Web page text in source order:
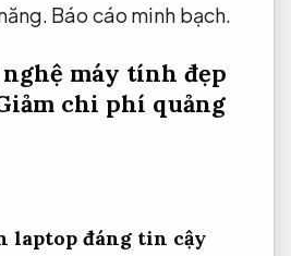
Báo cáo minh bạch.
máy tính đẹp
chi phí quảng
laptop đáng tin cậy